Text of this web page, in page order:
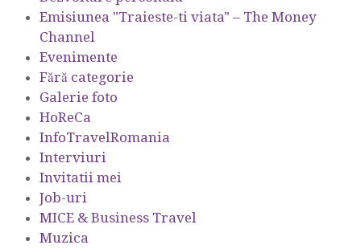
Emisiunea "Traieste-ti viata" – The Money
Channel
Evenimente
Fără categorie
Galerie foto
HoReCa
InfoTravelRomania
Interviuri
Invitatii mei
Job-uri
MICE & Business Travel
Muzica